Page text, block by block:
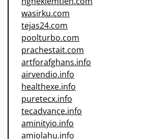
wasirku.com
tejas24.com
poolturbo.com
prachestait.com
artforafghans.info
airvendio.info
healthexe.info
puretecx.info
tecadvance.info
aminityio.info
amiolahu.info